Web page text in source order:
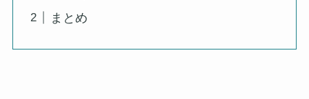
まとめ